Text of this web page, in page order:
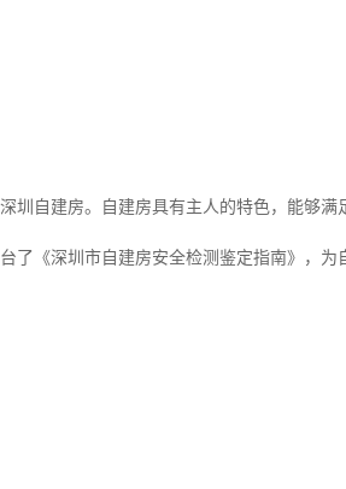
圳自建房。自建房具有主人的特色，能够
了《深圳市自建房安全检测鉴定指南》，